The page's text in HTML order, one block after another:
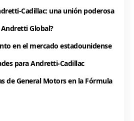
Cadillac: una unión poderosa
Global?
en el mercado estadounidense
para Andretti-Cadillac
de General Motors en la Fórmula